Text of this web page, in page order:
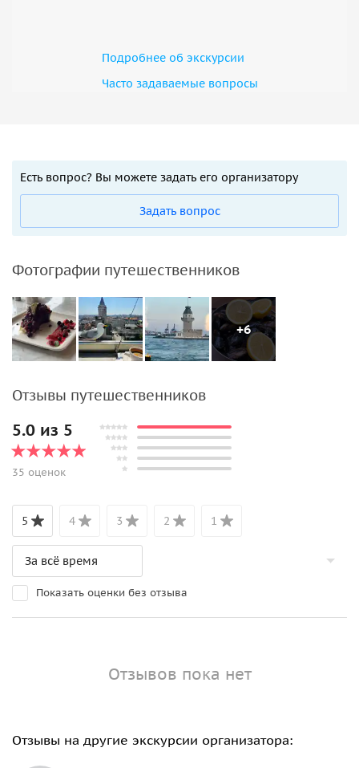
Подробнее об экскурсии
Часто задаваемые вопросы
Есть вопрос? Вы можете задать его организатору
Задать вопрос
Фотографии путешественников
+6
Отзывы путешественников
5.0 из 5
35 оценок
5 4 3 2 1
Показать оценки без отзыва
Отзывов пока нет
Отзывы на другие экскурсии организатора: